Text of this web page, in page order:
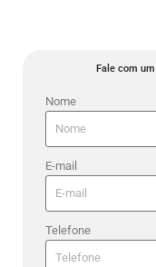
Fale com
Nome
E-mail
Telefone